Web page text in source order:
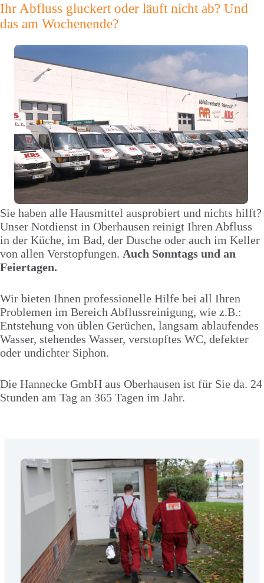
Ihr Abfluss gluckert oder läuft nicht ab? Und
das am Wochenende?
Sie haben alle Hausmittel ausprobiert und nichts hilft?
Unser Notdienst in Oberhausen reinigt Ihren Abfluss
in der Küche, im Bad, der Dusche oder auch im Keller
von allen Verstopfungen. Auch Sonntags und an
Feiertagen.
Wir bieten Ihnen professionelle Hilfe bei all Ihren
Problemen im Bereich Abflussreinigung, wie z.B.:
Entstehung von üblen Gerüchen, langsam ablaufendes
Wasser, stehendes Wasser, verstopftes WC, defekter
oder undichter Siphon.
Die Hannecke GmbH aus Oberhausen ist für Sie da. 24
Stunden am Tag an 365 Tagen im Jahr.